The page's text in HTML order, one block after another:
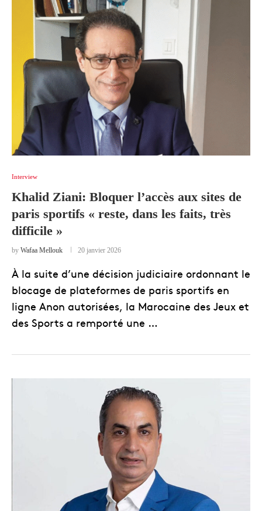
Interview
Khalid Ziani: Bloquer l’accès aux sites de
paris sportifs « reste, dans les faits, très
difficile »
by Wafaa Mellouk 20 janvier 2026
À la suite d’une décision judiciaire ordonnant le
blocage de plateformes de paris sportifs en
ligne Anon autorisées, la Marocaine des Jeux et
des Sports a remporté une …